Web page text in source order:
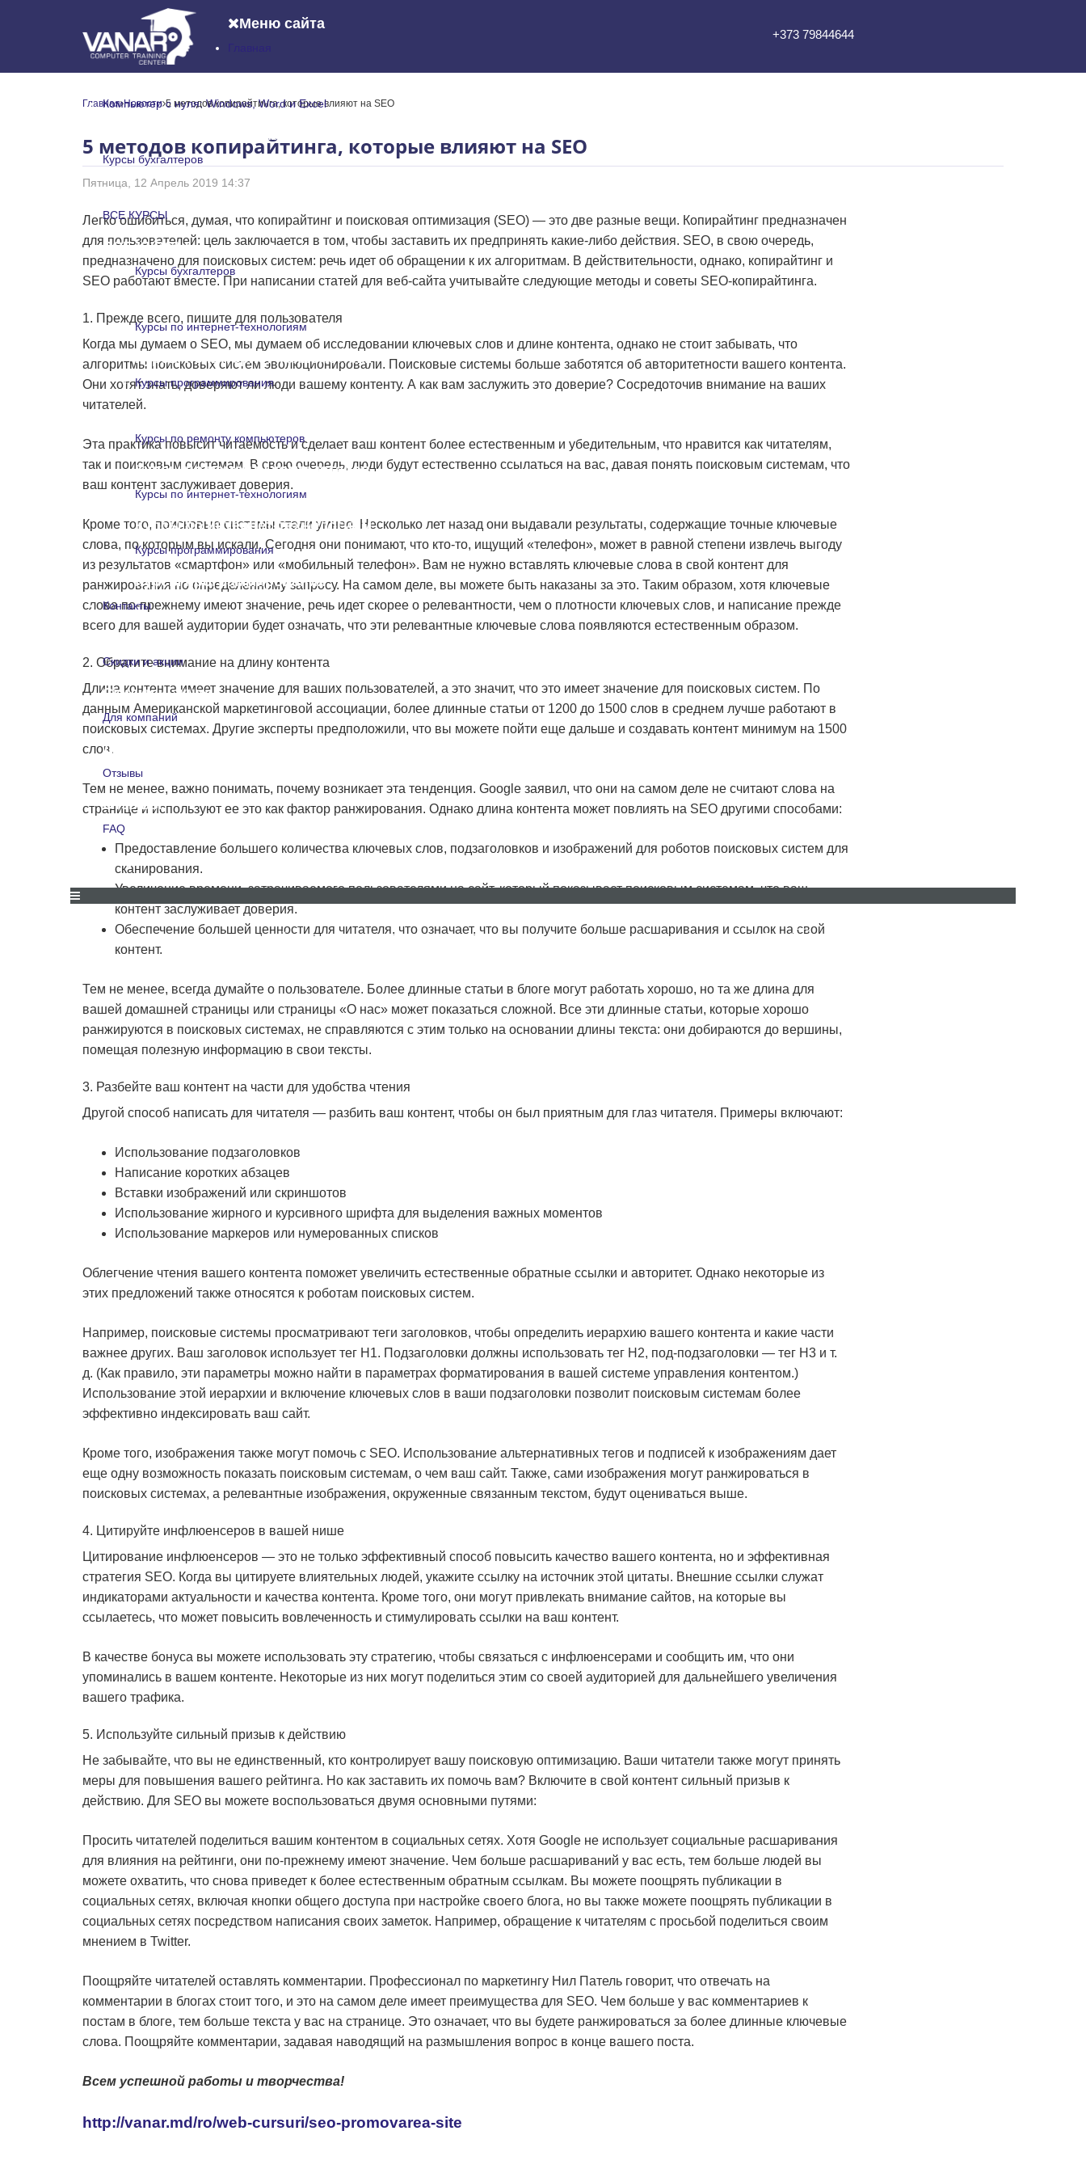
Меню сайта
Компьютер с нуля: Windows, Word и Excel
Компьютер с нуля: Windows, Word и Excel
Курсы бухгалтеров
Курсы бухгалтеров
ВСЕ КУРСЫ
ВСЕ КУРСЫ
Курсы бухгалтеров
Курсы по интернет-технологиям
Курсы по интернет-технологиям
Курсы программирования
Курсы программирования
Курсы по ремонту компьютеров
Курсы по ремонту компьютеров
Курсы по интернет-технологиям
Курсы по интернет-технологиям
Курсы программирования
Курсы программирования
Контакты
Контакты
Скидки и акции
Скидки и акции
Для компаний
Для компаний
Отзывы
Отзывы
FAQ
FAQ
ДЛЯ КОМПАНИЙ ОТЗЫВЫ НОВОСТИ КОНТАКТЫ
+373 79844644
Главная Новости 5 методов копирайтинга, которые влияют на SEO
5 методов копирайтинга, которые влияют на SEO
Пятница, 12 Апрель 2019 14:37
Легко ошибиться, думая, что копирайтинг и поисковая оптимизация (SEO) — это две разные вещи. Копирайтинг предназначен
для пользователей: цель заключается в том, чтобы заставить их предпринять какие-либо действия. SEO, в свою очередь,
предназначено для поисковых систем: речь идет об обращении к их алгоритмам. В действительности, однако, копирайтинг и
SEO работают вместе. При написании статей для веб-сайта учитывайте следующие методы и советы SEO-копирайтинга.
1. Прежде всего, пишите для пользователя
Когда мы думаем о SEO, мы думаем об исследовании ключевых слов и длине контента, однако не стоит забывать, что
алгоритмы поисковых систем эволюционировали. Поисковые системы больше заботятся об авторитетности вашего контента.
Они хотят знать, доверяют ли люди вашему контенту. А как вам заслужить это доверие? Сосредоточив внимание на ваших
читателей.
Эта практика повысит читаемость и сделает ваш контент более естественным и убедительным, что нравится как читателям,
так и поисковым системам. В свою очередь, люди будут естественно ссылаться на вас, давая понять поисковым системам, что
ваш контент заслуживает доверия.
Кроме того, поисковые системы стали умнее. Несколько лет назад они выдавали результаты, содержащие точные ключевые
слова, по которым вы искали. Сегодня они понимают, что кто-то, ищущий «телефон», может в равной степени извлечь выгоду
из результатов «смартфон» или «мобильный телефон». Вам не нужно вставлять ключевые слова в свой контент для
ранжирования по определенному запросу. На самом деле, вы можете быть наказаны за это. Таким образом, хотя ключевые
слова по-прежнему имеют значение, речь идет скорее о релевантности, чем о плотности ключевых слов, и написание прежде
всего для вашей аудитории будет означать, что эти релевантные ключевые слова появляются естественным образом.
2. Обратите внимание на длину контента
Длина контента имеет значение для ваших пользователей, а это значит, что это имеет значение для поисковых систем. По
данным Американской маркетинговой ассоциации, более длинные статьи от 1200 до 1500 слов в среднем лучше работают в
поисковых системах. Другие эксперты предположили, что вы можете пойти еще дальше и создавать контент минимум на 1500
слов.
Тем не менее, важно понимать, почему возникает эта тенденция. Google заявил, что они на самом деле не считают слова на
странице и используют ее это как фактор ранжирования. Однако длина контента может повлиять на SEO другими способами:
Предоставление большего количества ключевых слов, подзаголовков и изображений для роботов поисковых систем для
сканирования.
Увеличение времени, затрачиваемого пользователями на сайт, который показывает поисковым системам, что ваш
контент заслуживает доверия.
Обеспечение большей ценности для читателя, что означает, что вы получите больше расшаривания и ссылок на свой
контент.
Тем не менее, всегда думайте о пользователе. Более длинные статьи в блоге могут работать хорошо, но та же длина для
вашей домашней страницы или страницы «О нас» может показаться сложной. Все эти длинные статьи, которые хорошо
ранжируются в поисковых системах, не справляются с этим только на основании длины текста: они добираются до вершины,
помещая полезную информацию в свои тексты.
3. Разбейте ваш контент на части для удобства чтения
Другой способ написать для читателя — разбить ваш контент, чтобы он был приятным для глаз читателя. Примеры включают:
Использование подзаголовков
Написание коротких абзацев
Вставки изображений или скриншотов
Использование жирного и курсивного шрифта для выделения важных моментов
Использование маркеров или нумерованных списков
Облегчение чтения вашего контента поможет увеличить естественные обратные ссылки и авторитет. Однако некоторые из
этих предложений также относятся к роботам поисковых систем.
Например, поисковые системы просматривают теги заголовков, чтобы определить иерархию вашего контента и какие части
важнее других. Ваш заголовок использует тег H1. Подзаголовки должны использовать тег H2, под-подзаголовки — тег H3 и т.
д. (Как правило, эти параметры можно найти в параметрах форматирования в вашей системе управления контентом.)
Использование этой иерархии и включение ключевых слов в ваши подзаголовки позволит поисковым системам более
эффективно индексировать ваш сайт.
Кроме того, изображения также могут помочь с SEO. Использование альтернативных тегов и подписей к изображениям дает
еще одну возможность показать поисковым системам, о чем ваш сайт. Также, сами изображения могут ранжироваться в
поисковых системах, а релевантные изображения, окруженные связанным текстом, будут оцениваться выше.
4. Цитируйте инфлюенсеров в вашей нише
Цитирование инфлюенсеров — это не только эффективный способ повысить качество вашего контента, но и эффективная
стратегия SEO. Когда вы цитируете влиятельных людей, укажите ссылку на источник этой цитаты. Внешние ссылки служат
индикаторами актуальности и качества контента. Кроме того, они могут привлекать внимание сайтов, на которые вы
ссылаетесь, что может повысить вовлеченность и стимулировать ссылки на ваш контент.
В качестве бонуса вы можете использовать эту стратегию, чтобы связаться с инфлюенсерами и сообщить им, что они
упоминались в вашем контенте. Некоторые из них могут поделиться этим со своей аудиторией для дальнейшего увеличения
вашего трафика.
5. Используйте сильный призыв к действию
Не забывайте, что вы не единственный, кто контролирует вашу поисковую оптимизацию. Ваши читатели также могут принять
меры для повышения вашего рейтинга. Но как заставить их помочь вам? Включите в свой контент сильный призыв к
действию. Для SEO вы можете воспользоваться двумя основными путями:
Просить читателей поделиться вашим контентом в социальных сетях. Хотя Google не использует социальные расшаривания
для влияния на рейтинги, они по-прежнему имеют значение. Чем больше расшариваний у вас есть, тем больше людей вы
можете охватить, что снова приведет к более естественным обратным ссылкам. Вы можете поощрять публикации в
социальных сетях, включая кнопки общего доступа при настройке своего блога, но вы также можете поощрять публикации в
социальных сетях посредством написания своих заметок. Например, обращение к читателям с просьбой поделиться своим
мнением в Twitter.
Поощряйте читателей оставлять комментарии. Профессионал по маркетингу Нил Патель говорит, что отвечать на
комментарии в блогах стоит того, и это на самом деле имеет преимущества для SEO. Чем больше у вас комментариев к
постам в блоге, тем больше текста у вас на странице. Это означает, что вы будете ранжироваться за более длинные ключевые
слова. Поощряйте комментарии, задавая наводящий на размышления вопрос в конце вашего поста.
Всем успешной работы и творчества!
http://vanar.md/ro/web-cursuri/seo-promovarea-site